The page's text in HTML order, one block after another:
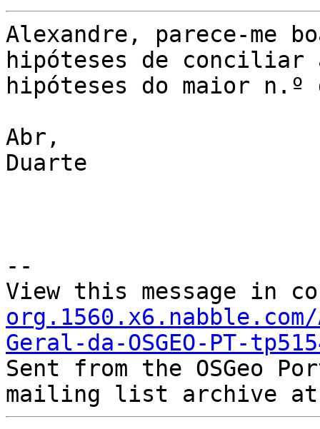
Alexandre, parece-me
hipóteses de conciliar
hipóteses do maior n.º
Abr,
Duarte
--
View this message in
Geral-da-OSGEO-PT-
Sent from the OSGeo